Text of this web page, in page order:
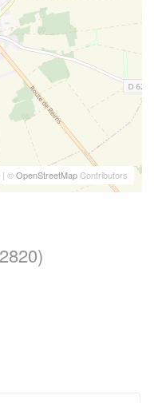
| ©OpenStreetMapContributors